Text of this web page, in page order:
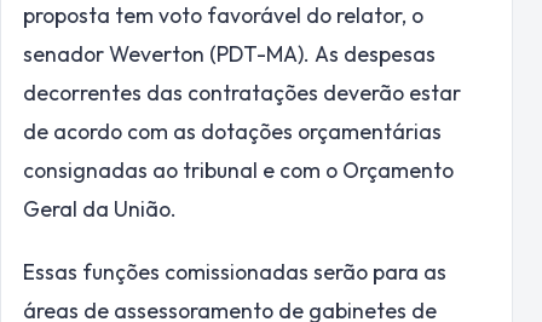
proposta tem voto favorável do relator, o
senador Weverton (PDT-MA). As despesas
decorrentes das contratações deverão estar
de acordo com as dotações orçamentárias
consignadas ao tribunal e com o Orçamento
Geral da União.
Essas funções comissionadas serão para as
áreas de assessoramento de gabinetes de